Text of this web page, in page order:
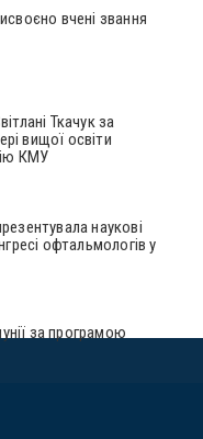
вчені звання
Ткачук за
вищої освіти
КМУ
наукові
офтальмологів у
за програмою